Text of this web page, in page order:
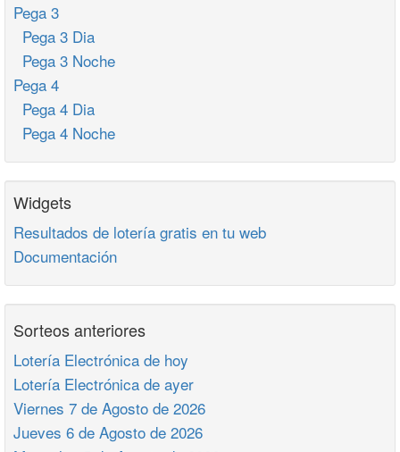
Pega 3
Pega 3 Dia
Pega 3 Noche
Pega 4
Pega 4 Dia
Pega 4 Noche
Widgets
Resultados de lotería gratis en tu web
Documentación
Sorteos anteriores
Lotería Electrónica de hoy
Lotería Electrónica de ayer
Viernes 7 de Agosto de 2026
Jueves 6 de Agosto de 2026